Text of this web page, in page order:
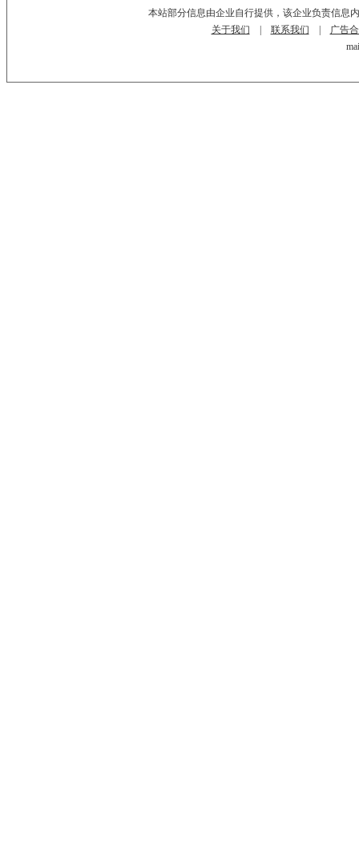
本站部分信息由企业自行提供，该企业负责信息
关于我们
联系我们
广告